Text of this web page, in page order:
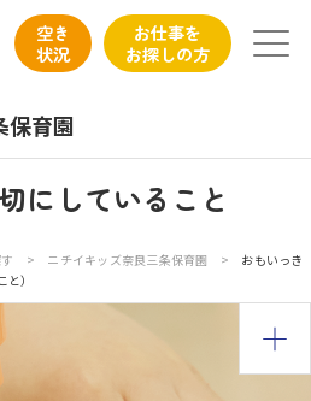
保育園
空き
状況
お仕事を
お探しの方
とにしていること
> ニチイキッズ奈良三条保育園 >
おもいっき
）